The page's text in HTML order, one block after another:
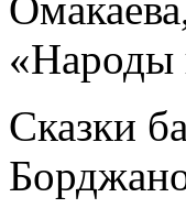
«Народы
Сказки